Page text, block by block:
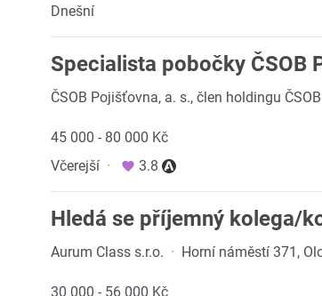
Dnešní
Specialista pobočky ČSOB
ČSOB Pojišťovna, a. s., člen holdingu ČSOB
45 000 - 80 000 Kč
Včerejší · 3.8
Hledá se příjemný kolega/
Aurum Class s.r.o. · Horní náměstí 371,
30 000 - 56 000 Kč